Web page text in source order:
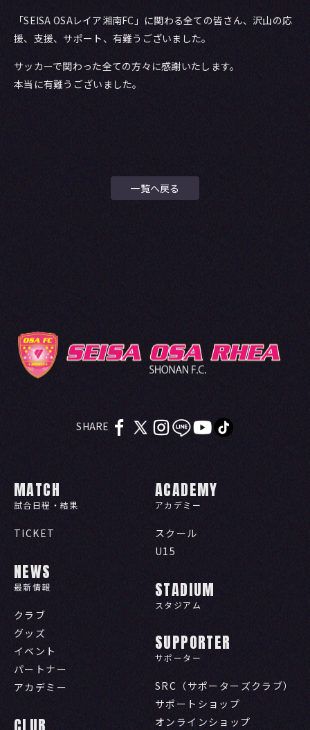
「SEISA OSAレイア湘南FC」に関わる全ての皆さん、沢山の応
援、支援、サポート、有難うございました。
サッカーで関わった全ての方々に感謝いたします。
本当に有難うございました。
一覧へ戻る
SHARE
MATCH
試合日程・結果
TICKET
NEWS
最新情報
クラブ
グッズ
イベント
パートナー
アカデミー
ACADEMY
アカデミー
スクール
U15
STADIUM
スタジアム
SUPPORTER
サポーター
SRC（サポーターズクラブ）
サポートショップ
オンラインショップ